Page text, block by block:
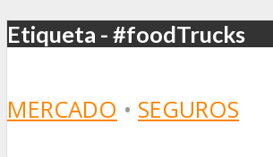
Etiqueta - #foodTrucks
MERCADO • SEGUROS